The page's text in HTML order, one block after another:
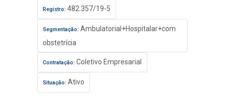
Registro: 482.357/19-5
Segmentação: Ambulatorial+Hospitalar+com
obstetrícia
Contratação: Coletivo Empresarial
Situação: Ativo